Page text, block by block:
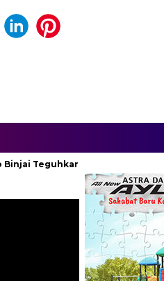
Komitmen Kebangsaan.